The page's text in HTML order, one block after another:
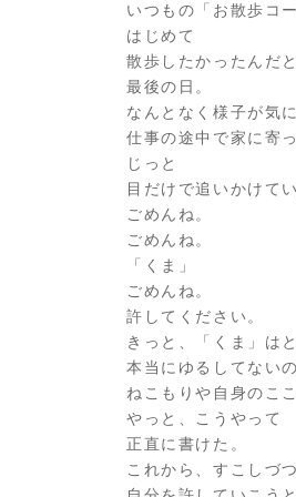
いつもの「お散歩コ
はじめて
散歩したかったんだ
最後の日。
なんとなく様子が気
仕事の途中で家に寄
じっと
目だけで追いかけて
ごめんね。
ごめんね。
「くま」
ごめんね。
許してください。
きっと、「くま」は
本当にゆるしてない
ねこもりや自身のこ
やっと、こうやって
正直に書けた。
これから、すこしづつ